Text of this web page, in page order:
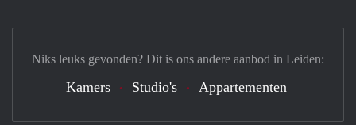
Niks leuks gevonden? Dit is ons andere aanbod in Leiden:
Kamers Studio's Appartementen